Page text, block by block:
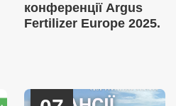
конференції Argus
Fertilizer Europe 2025.